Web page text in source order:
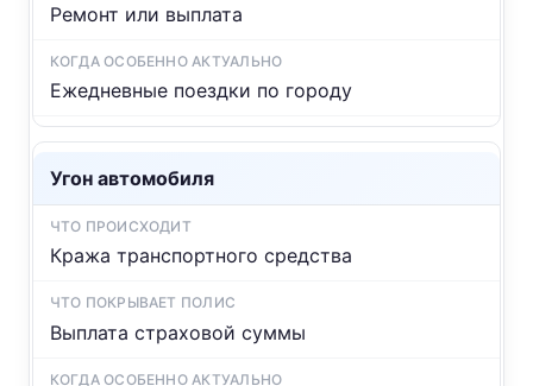
Ремонт или выплата
Ежедневные поездки по городу
Угон автомобиля
Кража транспортного средства
Выплата страховой суммы